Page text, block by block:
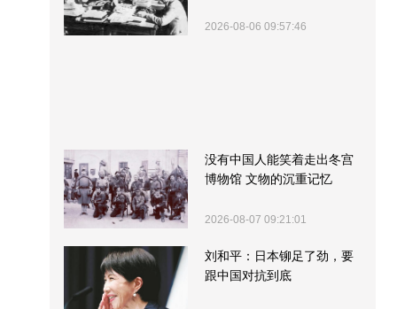
2026-08-06 09:57:46
没有中国人能笑着走出冬宫
博物馆 文物的沉重记忆
2026-08-07 09:21:01
刘和平：日本铆足了劲，要
跟中国对抗到底